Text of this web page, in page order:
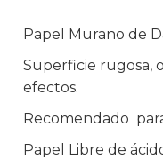
Papel Murano de
Superficie rugosa,
efectos.
Recomendado
Papel Libre de